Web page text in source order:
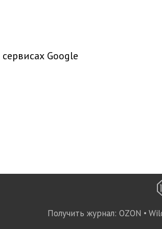
сервисах Google
Получить журнал: OZON •